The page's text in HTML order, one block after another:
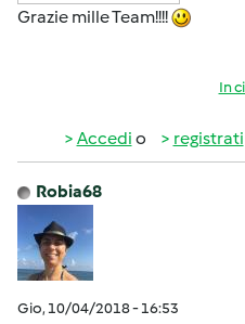
Grazie mille Team!!!!
In
Accedi o registrati
Robia68
Gio, 10/04/2018 - 16:53